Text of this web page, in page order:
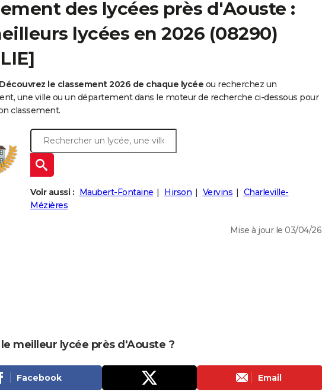
des lycées près d'Aouste :
lycées en 2026 (08290)
Découvrez le classement 2026 de chaque lycée ou recherchez un
une ville ou un département dans le moteur de recherche ci-dessous pour
classement.
Voir aussi : Maubert-Fontaine Hirson Vervins
Charleville-
Mézières
Mise à jour le 03/04/26
meilleur lycée près d'Aouste ?
Facebook Email